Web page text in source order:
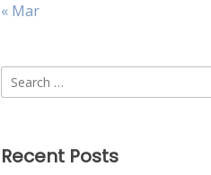
« Mar
Search
for:
Recent Posts